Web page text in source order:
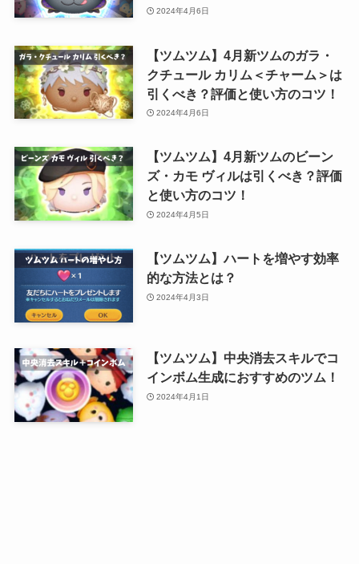
2024年4月6日
【ツムツム】4月新ツムのガラ・
クチュール カリム＜チャーム＞は
引くべき？評価と使い方のコツ！
2024年4月6日
【ツムツム】4月新ツムのビーン
ズ・カモ ヴィルは引くべき？評価
と使い方のコツ！
2024年4月5日
【ツムツム】ハートを増やす効率
的な方法とは？
2024年4月3日
【ツムツム】中央消去スキルでコ
インボム生成におすすめのツム！
2024年4月1日